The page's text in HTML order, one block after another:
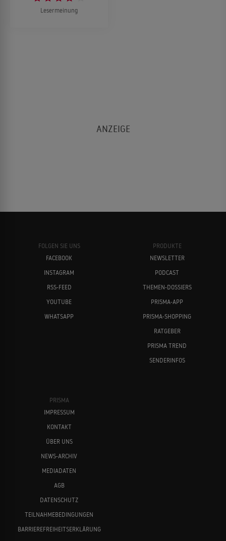
Lesermeinung
FOLGEN SIE UNS
FACEBOOK
INSTAGRAM
RSS-FEED
YOUTUBE
WHATSAPP
PRODUKTE
NEWSLETTER
PODCAST
THEMEN-DOSSIERS
PRISMA-APP
PRISMA-SHOPPING
RATGEBER
PRISMA TREND
SENDERINFOS
PRISMA
IMPRESSUM
KONTAKT
ÜBER UNS
NEWS-ARCHIV
MEDIADATEN
AGB
DATENSCHUTZ
TEILNAHMEBEDINGUNGEN
BARRIEREFREIHEITSERKLÄRUNG